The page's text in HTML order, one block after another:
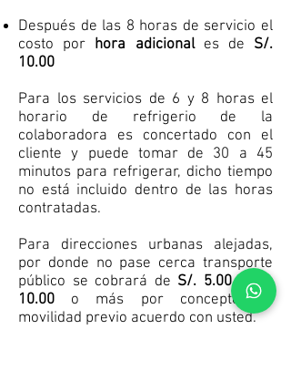
Después de las 8 horas de servicio el
costo por hora adicionales de S/.
10.00
Para los servicios de 6 y 8 horas el
horario de refrigerio de la
colaboradora es concertado con el
cliente y puede tomar de 30 a 45
minutos para refrigerar, dicho tiempo
no está incluido dentro de las horas
contratadas.
Para direcciones urbanas alejadas,
por donde no pase cerca transporte
público se cobrará de S/. 5.00aS/.
10.00 o más por concepto de
movilidad previo acuerdo con usted.